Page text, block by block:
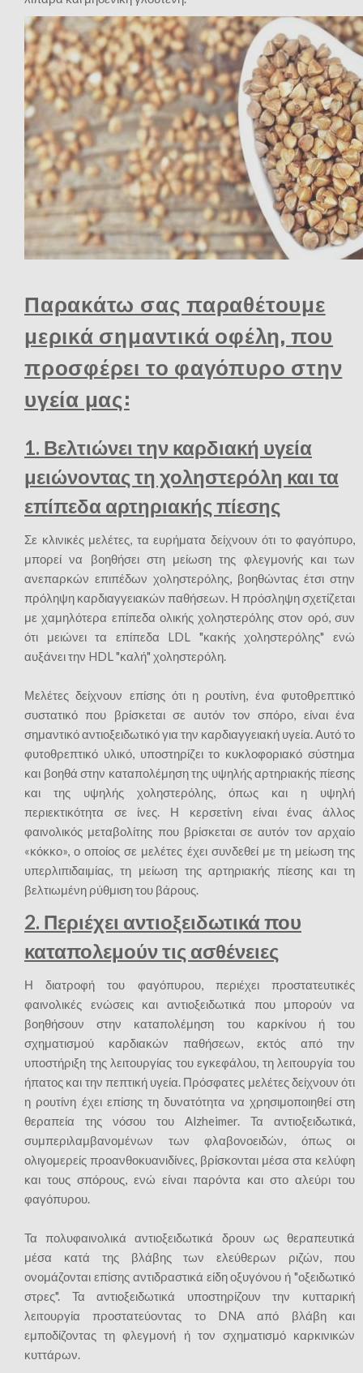
Παρακάτω σας παραθέτουμε
μερικά σημαντικά οφέλη, που
προσφέρει το φαγόπυρο στην
υγεία μας:
1. Βελτιώνει την καρδιακή υγεία
μειώνοντας τη χοληστερόλη και τα
επίπεδα αρτηριακής πίεσης
Σε κλινικές μελέτες, τα ευρήματα δείχνουν ότι το φαγόπυρο,
μπορεί να βοηθήσει στη μείωση της φλεγμονής και των
ανεπαρκών επιπέδων χοληστερόλης, βοηθώντας έτσι στην
πρόληψη καρδιαγγειακών παθήσεων. Η πρόσληψη σχετίζεται
με χαμηλότερα επίπεδα ολικής χοληστερόλης στον ορό, συν
ότι μειώνει τα επίπεδα LDL "κακής χοληστερόλης" ενώ
αυξάνει την HDL "καλή" χοληστερόλη.
Μελέτες δείχνουν επίσης ότι η ρουτίνη, ένα φυτοθρεπτικό
συστατικό που βρίσκεται σε αυτόν τον σπόρο, είναι ένα
σημαντικό αντιοξειδωτικό για την καρδιαγγειακή υγεία. Αυτό το
φυτοθρεπτικό υλικό, υποστηρίζει το κυκλοφοριακό σύστημα
και βοηθά στην καταπολέμηση της υψηλής αρτηριακής πίεσης
και της υψηλής χοληστερόλης, όπως και η υψηλή
περιεκτικότητα σε ίνες. Η κερσετίνη είναι ένας άλλος
φαινολικός μεταβολίτης που βρίσκεται σε αυτόν τον αρχαίο
«κόκκο», ο οποίος σε μελέτες έχει συνδεθεί με τη μείωση της
υπερλιπιδαιμίας, τη μείωση της αρτηριακής πίεσης και τη
βελτιωμένη ρύθμιση του βάρους.
2. Περιέχει αντιοξειδωτικά που
καταπολεμούν τις ασθένειες
Η διατροφή του φαγόπυρου, περιέχει προστατευτικές
φαινολικές ενώσεις και αντιοξειδωτικά που μπορούν να
βοηθήσουν στην καταπολέμηση του καρκίνου ή του
σχηματισμού καρδιακών παθήσεων, εκτός από την
υποστήριξη της λειτουργίας του εγκεφάλου, τη λειτουργία του
ήπατος και την πεπτική υγεία. Πρόσφατες μελέτες δείχνουν ότι
η ρουτίνη έχει επίσης τη δυνατότητα να χρησιμοποιηθεί στη
θεραπεία της νόσου του Alzheimer. Τα αντιοξειδωτικά,
συμπεριλαμβανομένων των φλαβονοειδών, όπως οι
ολιγομερείς προανθοκυανιδίνες, βρίσκονται μέσα στα κελύφη
και τους σπόρους, ενώ είναι παρόντα και στο αλεύρι του
φαγόπυρου.
Τα πολυφαινολικά αντιοξειδωτικά δρουν ως θεραπευτικά
μέσα κατά της βλάβης των ελεύθερων ριζών, που
ονομάζονται επίσης αντιδραστικά είδη οξυγόνου ή "οξειδωτικό
στρες". Τα αντιοξειδωτικά υποστηρίζουν την κυτταρική
λειτουργία προστατεύοντας το DNA από βλάβη και
εμποδίζοντας τη φλεγμονή ή τον σχηματισμό καρκινικών
κυττάρων.